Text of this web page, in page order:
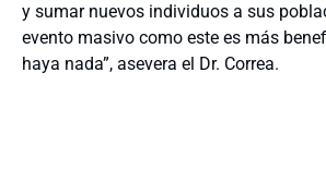
y sumar nuevos individuos a sus
evento masivo como este es más
haya nada”, asevera el Dr. Correa.